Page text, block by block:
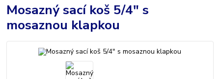
Mosazný sací koš 5/4" s
mosaznou klapkou